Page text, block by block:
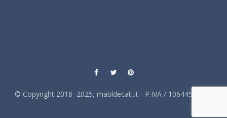
© Copyright 2018–2025, matildecati.it - P.IVA / 10644540014